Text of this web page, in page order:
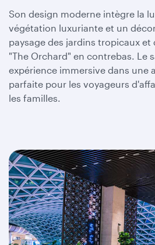
Son design moderne intègre la
végétation luxuriante et un
paysage des jardins tropicaux et
"The Orchard" en contrebas. Le
expérience immersive dans une
parfaite pour les voyageurs
les familles.